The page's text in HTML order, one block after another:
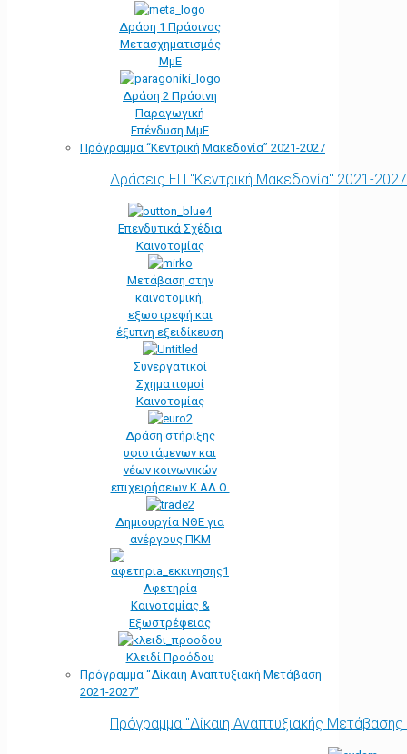
Δράση 1 Πράσινος
Μετασχηματισμός
ΜμΕ
Δράση 2 Πράσινη
Παραγωγική
Επένδυση ΜμΕ
Πρόγραμμα “Κεντρική Μακεδονία” 2021-2027
Δράσεις ΕΠ "Κεντρική Μακεδονία" 2021-2027
Επενδυτικά Σχέδια
Καινοτομίας
Μετάβαση στην
καινοτομική,
εξωστρεφή και
έξυπνη εξειδίκευση
Συνεργατικοί
Σχηματισμοί
Καινοτομίας
Δράση στήριξης
υφιστάμενων και
νέων κοινωνικών
επιχειρήσεων Κ.ΑΛ.Ο.
Δημιουργία ΝΘΕ για
ανέργους ΠΚΜ
Αφετηρία
Kαινοτομίας &
Εξωστρέφειας
Κλειδί Προόδου
Πρόγραμμα “Δίκαιη Αναπτυξιακή Μετάβαση
2021-2027”
Πρόγραμμα "Δίκαιη Αναπτυξιακής